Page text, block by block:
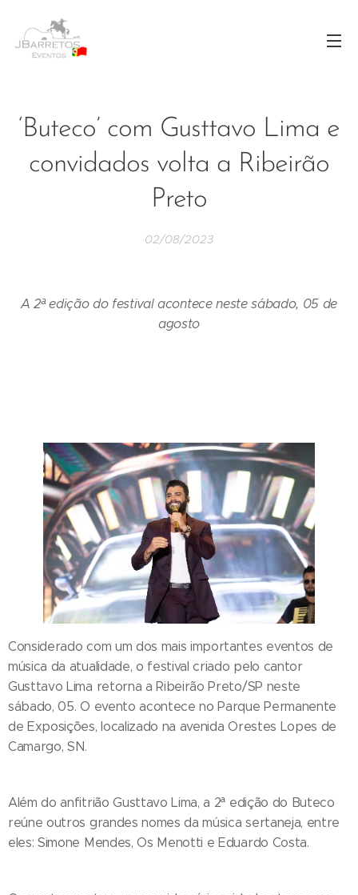
‘Buteco’ com Gusttavo Lima e
convidados volta a Ribeirão
Preto
02/08/2023
A 2ª edição do festival acontece neste sábado, 05 de
agosto
Considerado com um dos mais importantes eventos de
música da atualidade, o festival criado pelo cantor
Gusttavo Lima retorna a Ribeirão Preto/SP neste
sábado, 05. O evento acontece no Parque Permanente
de Exposições, localizado na avenida Orestes Lopes de
Camargo, SN.
Além do anfitrião Gusttavo Lima, a 2ª edição do Buteco
reúne outros grandes nomes da música sertaneja, entre
eles: Simone Mendes, Os Menotti e Eduardo Costa.